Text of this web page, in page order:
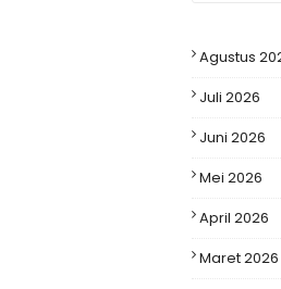
Agustus
Juli 2026
Juni 2026
Mei 2026
April 2026
Maret 2026